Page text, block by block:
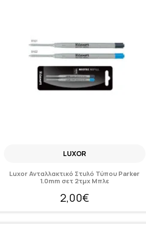
LUXOR
Luxor Ανταλλακτικό Στυλό Τύπου Parker
1.0mm σετ 2τμχ Μπλε
2,00€